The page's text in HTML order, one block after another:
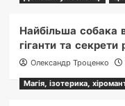
Найбільша собака
гіганти та секрети
Олександр Троценко
Магія, ізотерика,